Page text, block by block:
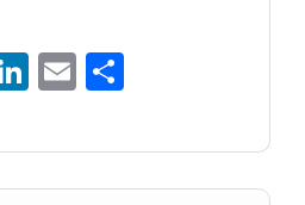
LinkedIn
Email